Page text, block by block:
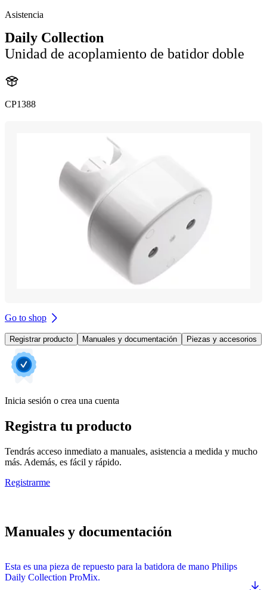
Asistencia
Daily Collection
Unidad de acoplamiento de batidor doble
CP1388
Go to shop
Registrar producto Manuales y documentación Piezas y accesorios
Inicia sesión o crea una cuenta
Registra tu producto
Tendrás acceso inmediato a manuales, asistencia a medida y mucho
más. Además, es fácil y rápido.
Registrarme
Manuales y documentación
Esta es una pieza de repuesto para la batidora de mano Philips
Daily Collection ProMix.